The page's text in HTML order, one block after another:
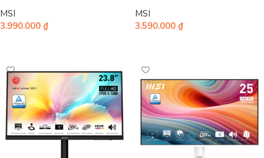
MSI
3.990.000 ₫
MSI
3.590.000 ₫